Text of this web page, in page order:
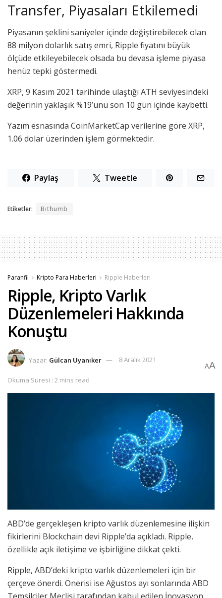
Transfer, Piyasaları Etkilemedi
Piyasanın şeklini saniyeler içinde değiştirebilecek olan
88 milyon dolarlık satış emri, Ripple fiyatını büyük
ölçüde etkileyebilecek olsada bu devasa işleme piyasa
henüz tepki göstermedi.
XRP, 9 Kasım 2021 tarihinde ulaştığı ATH seviyesindeki
değerinin yaklaşık %19’unu son 10 gün içinde kaybetti.
Yazım esnasında CoinMarketCap verilerine göre XRP,
1.06 dolar üzerinden işlem görmektedir.
Paylaş Tweetle
Etiketler: Bithumb
Paranfil Kripto Para Haberleri Ripple Haberleri
Ripple, Kripto Varlık
Düzenlemeleri Hakkında
Konuştu
Yazar: Gülcan Uyanıker 8 Aralık 2021
Okuma Süresi : 2 mins read
AA
ABD’de gerçekleşen kripto varlık düzenlemesine ilişkin
fikirlerini Blockchain devi Ripple’da açıkladı. Ripple,
özellikle açık iletişime ve işbirliğine dikkat çekti.
Ripple, ABD’deki kripto varlık düzenlemeleri için bir
çerçeve önerdi. Önerisi ise Ağustos ayı sonlarında ABD